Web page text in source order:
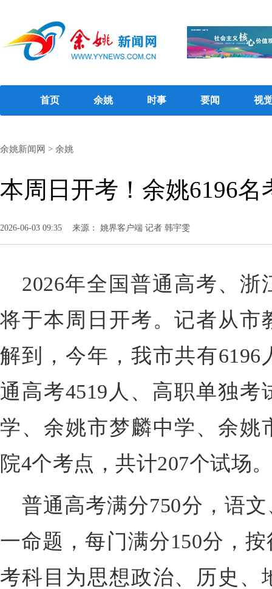
首页 余姚 时事 要闻 视
余姚新闻网 > 余姚
本周日开考！余姚6196名
2026-06-03 09:35 来源： 姚界客户端 记者 韩宇雯
2026年全国普通高考、
将于本周日开考。记者从市
解到，今年，我市共有
通高考4519人、高职单独考
学、余姚市梦麟中学、余姚
院4个考点，共计207个试场
普通高考满分750分，语
一命题，每门满分150分，
考科目为思想政治、历史、